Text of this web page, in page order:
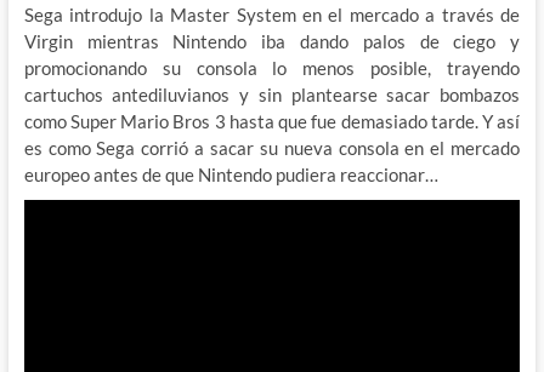
Sega introdujo la Master System en el mercado a través de
Virgin mientras Nintendo iba dando palos de ciego y
promocionando su consola lo menos posible, trayendo
cartuchos antediluvianos y sin plantearse sacar bombazos
como Super Mario Bros 3 hasta que fue demasiado tarde. Y así
es como Sega corrió a sacar su nueva consola en el mercado
europeo antes de que Nintendo pudiera reaccionar…